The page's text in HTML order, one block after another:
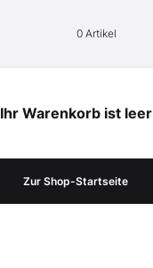
0 Artikel
Ihr Warenkorb ist leer
Zur Shop-Startseite